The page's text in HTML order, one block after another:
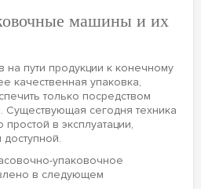
машины и их
пути продукции к конечному
качественная упаковка,
только посредством
Существующая сегодня техника
в эксплуатации,
упаковочное
в следующем